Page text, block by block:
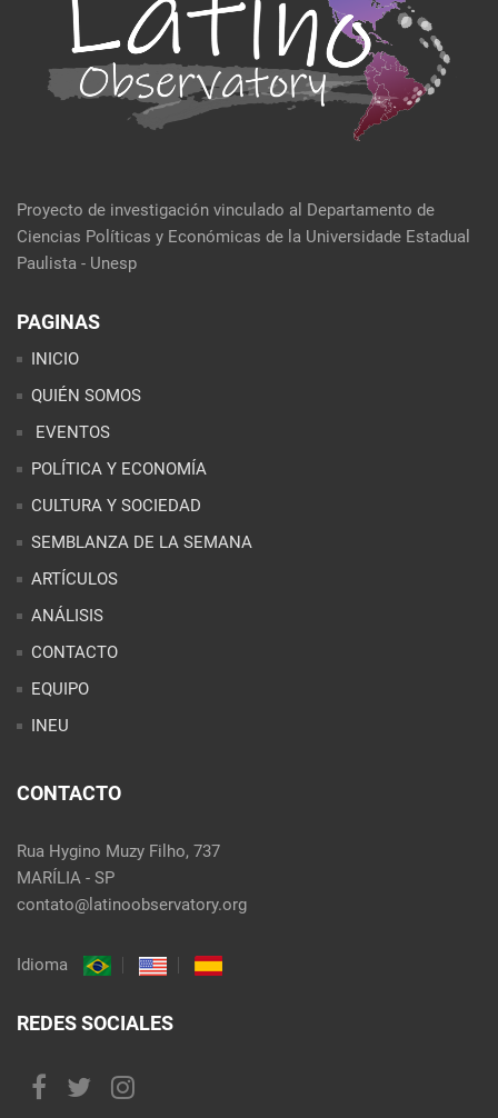
Proyecto de investigación vinculado al Departamento de
Ciencias Políticas y Económicas de la Universidade Estadual
Paulista - Unesp
PAGINAS
INICIO
QUIÉN SOMOS
EVENTOS
POLÍTICA Y ECONOMÍA
CULTURA Y SOCIEDAD
SEMBLANZA DE LA SEMANA
ARTÍCULOS
ANÁLISIS
CONTACTO
EQUIPO
INEU
CONTACTO
Rua Hygino Muzy Filho, 737
MARÍLIA - SP
contato@latinoobservatory.org
Idioma
REDES SOCIALES